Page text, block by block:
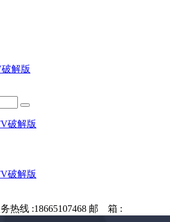
解版
破解版
破解版
热线 :18665107468 邮 箱 :